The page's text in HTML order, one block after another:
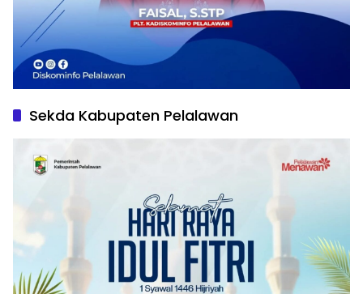
Sekda Kabupaten Pelalawan